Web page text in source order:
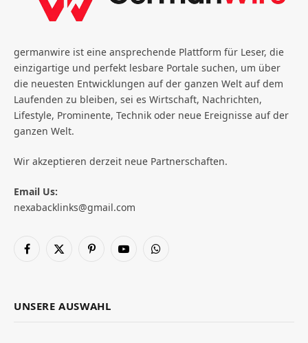
germanwire ist eine ansprechende Plattform für Leser, die
einzigartige und perfekt lesbare Portale suchen, um über
die neuesten Entwicklungen auf der ganzen Welt auf dem
Laufenden zu bleiben, sei es Wirtschaft, Nachrichten,
Lifestyle, Prominente, Technik oder neue Ereignisse auf der
ganzen Welt.
Wir akzeptieren derzeit neue Partnerschaften.
Email Us:
nexabacklinks@gmail.com
Facebook
X
PinterestYouTubeWhatsApp
UNSERE AUSWAHL